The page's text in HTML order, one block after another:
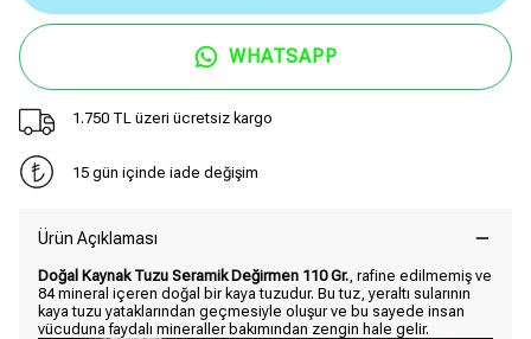
WHATSAPP
1.750 TL üzeri ücretsiz kargo
15 gün içinde iade değişim
Ürün Açıklaması
Doğal Kaynak Tuzu Seramik Değirmen 110 Gr., rafine edilmemiş ve
84 mineral içeren doğal bir kaya tuzudur. Bu tuz, yeraltı sularının
kaya tuzu yataklarından geçmesiyle oluşur ve bu sayede insan
vücuduna faydalı mineraller bakımından zengin hale gelir.